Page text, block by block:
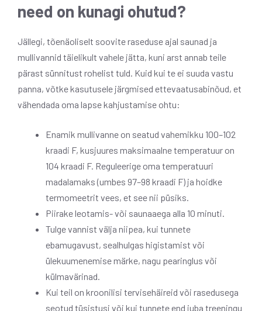
need on kunagi ohutud?
Jällegi, tõenäoliselt soovite raseduse ajal saunad ja
mullivannid täielikult vahele jätta, kuni arst annab teile
pärast sünnitust rohelist tuld. Kuid kui te ei suuda vastu
panna, võtke kasutusele järgmised ettevaatusabinõud, et
vähendada oma lapse kahjustamise ohtu:
Enamik mullivanne on seatud vahemikku 100–102
kraadi F, kusjuures maksimaalne temperatuur on
104 kraadi F. Reguleerige oma temperatuuri
madalamaks (umbes 97–98 kraadi F) ja hoidke
termomeetrit vees, et see nii püsiks.
Piirake leotamis- või saunaaega alla 10 minuti.
Tulge vannist välja niipea, kui tunnete
ebamugavust, sealhulgas higistamist või
ülekuumenemise märke, nagu pearinglus või
külmavärinad.
Kui teil on kroonilisi tervisehäireid või rasedusega
seotud tüsistusi või kui tunnete end juba treeningu